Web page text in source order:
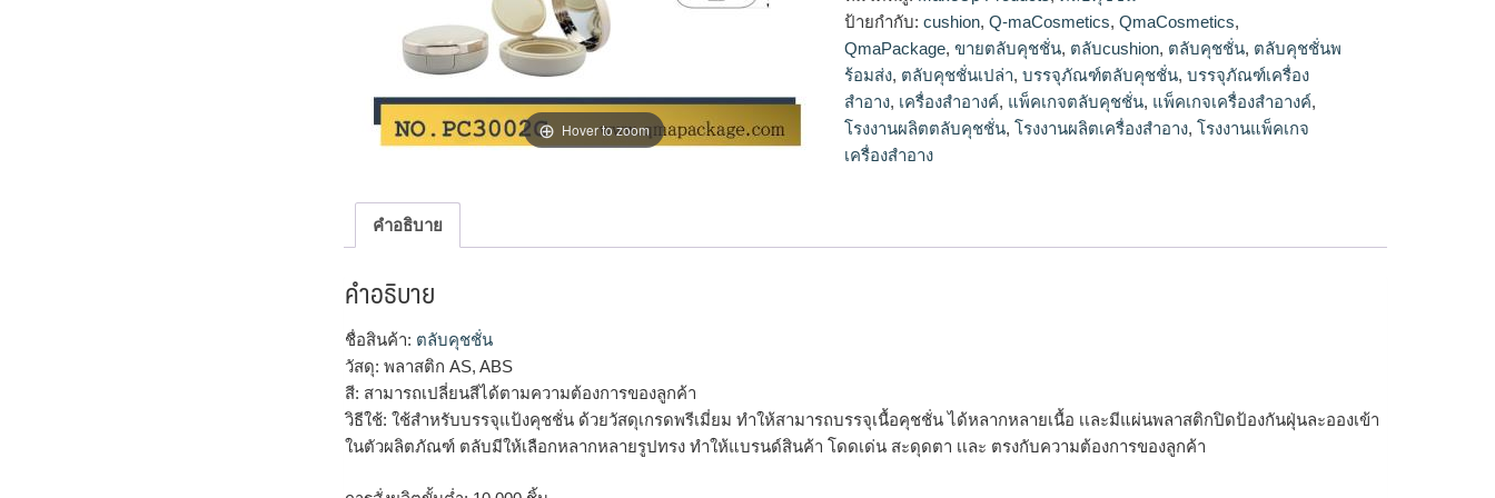
Hover to zoom
ยม,ขายส่งสินค้าพรีเมี่ยม,รับทําของพรีเมี่ยม,รับทําของพรีเมี่ยมไม่มีขั้น
ต่ำ,โรงงานของพรีเมี่ยม,ผลิตของพรีเมี่ยม,รับผลิตของพรีเมี่ยม,ขายส่ง
ของพรีเมี่ยม,สั่งทําของที่ระลึก,สินค้าพรีเมี่ยมขายปลีก,ขายส่งของพรีเมี่
ยมราคาถูก,ผลิตสินค้าพรีเมี่ยม,รับทำของพรีเมี่ยม,โรงงานผลิตของพรีเมี่
ยม,ของพรีเมี่ยมราคาส่ง,โรงงานพรีเมี่ยม,ทําของพรีเมี่ยม,ขายส่งพรีเมี่
ยมของแถม,ทำของพรีเมี่ยม,ร้านรับทําของที่ระลึก,ของพรีเมี่ยม
ขายส่ง,สั่งทําของพรีเมี่ยม,รับผลิตของที่ระลึก,ขายส่งพรีเมี่ยม,สกรีนของ
ป้ายกำกับ:cushion,Q-maCosmetics,QmaCosmetics,
QmaPackage,ขายตลับคุชชั่น, ตลับcushion, ตลับคุชชั่น, ตลับคุชชั่นพ
ร้อมส่ง, ตลับคุชชั่นเปล่า,บรรจุภัณฑ์ตลับคุชชั่น,บรรจุภัณฑ์เครื่อง
สำอาง, เครื่องสำอางค์, แพ็คเกจตลับคุชชั่น, แพ็คเกจเครื่องสำอางค์,
โรงงานผลิตตลับคุชชั่น,โรงงานผลิตเครื่องสำอาง,โรงงานแพ็คเกจ
เครื่องสำอาง
คำอธิบาย
คำอธิบาย
ชื่อสินค้า: ตลับคุชชั่น
วัสดุ: พลาสติก AS, ABS
สี: สามารถเปลี่ยนสีได้ตามความต้องการของลูกค้า
วิธีใช้: ใช้สำหรับบรรจุแป้งคุชชั่น ด้วยวัสดุเกรดพรีเมี่ยม ทำให้สามารถบรรจุเนื้อคุชชั่น ได้หลากหลายเนื้อ เเละมีแผ่นพลาสติกปิดป้องกันฝุ่นละอองเข้า
ในตัวผลิตภัณฑ์ ตลับมีให้เลือกหลากหลายรูปทรง ทำให้แบรนด์สินค้า โดดเด่น สะดุดตา เเละ ตรงกับความต้องการของลูกค้า